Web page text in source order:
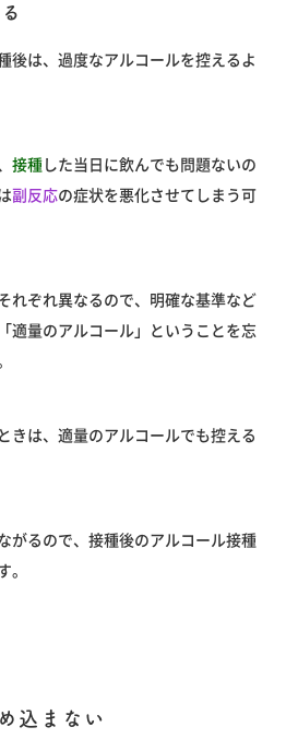
後は、過度なアルコールを控えるよ
接種 した当日に飲んでも問題ないの
副反応の症状を悪化させてしまう可
れぞれ異なるので、明確な基準など
適量のアルコール」ということを忘
きは、適量のアルコールでも控える
がるので、接種後のアルコール接種
。
込まない